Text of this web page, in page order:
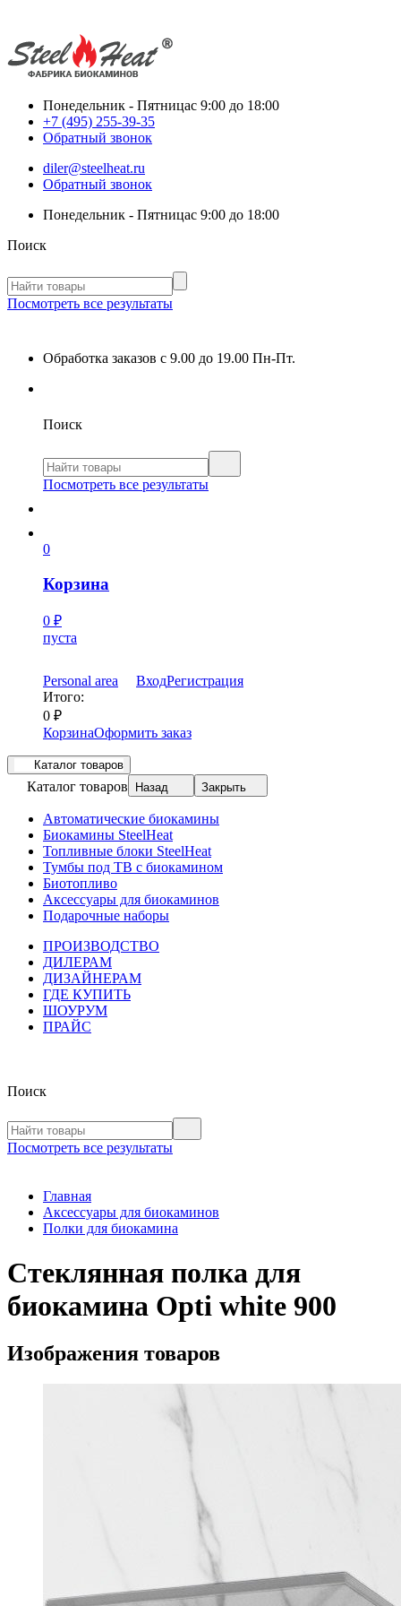
Понедельник - Пятницас 9:00 до 18:00
+7 (495) 255-39-35
Обратный звонок
diler@steelheat.ru
Обратный звонок
Понедельник - Пятницас 9:00 до 18:00
Поиск
Посмотреть все результаты
Обработка заказов с 9.00 до 19.00 Пн-Пт.
Поиск
Посмотреть все результаты
0
Корзина
0 ₽
пуста
Personal area ВходРегистрация
Итого:
0 ₽
КорзинаОформить заказ
Каталог товаров
Каталог товаров Назад Закрыть
Автоматические биокамины
Биокамины SteelHeat
Топливные блоки SteelHeat
Тумбы под ТВ с биокамином
Биотопливо
Аксессуары для биокаминов
Подарочные наборы
ПРОИЗВОДСТВО
ДИЛЕРАМ
ДИЗАЙНЕРАМ
ГДЕ КУПИТЬ
ШОУРУМ
ПРАЙС
Поиск
Посмотреть все результаты
Главная
Аксессуары для биокаминов
Полки для биокамина
Стеклянная полка для
биокамина Opti white 900
Изображения товаров